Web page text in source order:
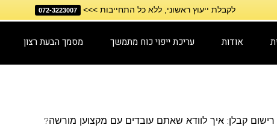
לקבלת ייעוץ ראשוני, ללא כל התחייבות >>> 072-3223007
אודות עריכת ייפוי כוח מתמשך מסמך הבעת רצון
קבלן: איך לוודא שאתם עובדים עם מקצוען מורשה?